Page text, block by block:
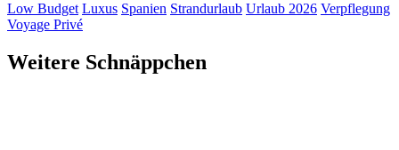
Low Budget Luxus Spanien Strandurlaub Urlaub 2026 Verpflegung
Voyage Privé
Weitere Schnäppchen